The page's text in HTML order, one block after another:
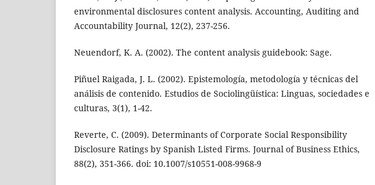
environmental disclosures content analysis. Accounting, Auditing and
Accountability Journal, 12(2), 237-256.
Neuendorf, K. A. (2002). The content analysis guidebook: Sage.
Piñuel Raigada, J. L. (2002). Epistemología, metodología y técnicas del
análisis de contenido. Estudios de Sociolingüística: Linguas, sociedades e
culturas, 3(1), 1-42.
Reverte, C. (2009). Determinants of Corporate Social Responsibility
Disclosure Ratings by Spanish Listed Firms. Journal of Business Ethics,
88(2), 351-366. doi: 10.1007/s10551-008-9968-9